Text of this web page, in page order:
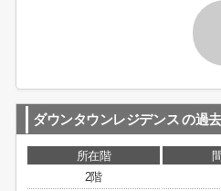
ダウンタウンレジデンス の過
所在階
2階